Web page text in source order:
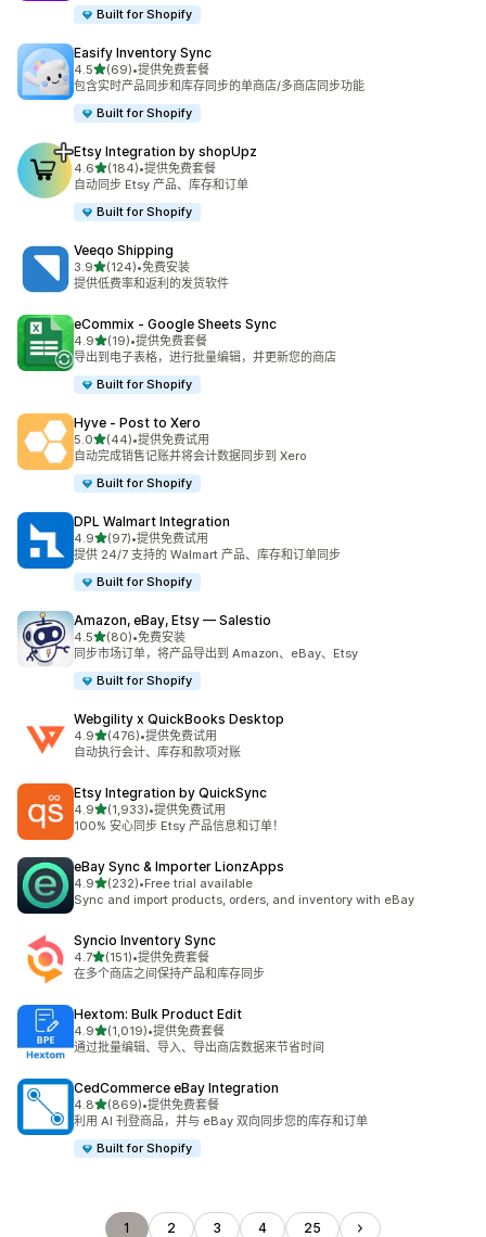
Built for Shopify
Easify Inventory Sync
4.5星（满分 5 星）
(69)
总共 69 条评论
•提供免费套餐
包含实时产品同步和库存同步的单商店/多商店同步功能
Built for Shopify
Etsy Integration by shopUpz
4.6星（满分 5 星）
(184)
总共 184 条评论
•提供免费套餐
自动同步 Etsy 产品、库存和订单
Built for Shopify
Veeqo Shipping
3.9星（满分 5 星）
(124)
总共 124 条评论
•免费安装
提供低费率和返利的发货软件
eCommix ‑ Google Sheets Sync
4.9星（满分 5 星）
(19)
总共 19 条评论
•提供免费套餐
导出到电子表格，进行批量编辑，并更新您的商店
Built for Shopify
Hyve ‑ Post to Xero
5.0星（满分 5 星）
(44)
总共 44 条评论
•提供免费试用
自动完成销售记账并将会计数据同步到 Xero
Built for Shopify
DPL Walmart Integration
4.9星（满分 5 星）
(97)
总共 97 条评论
•提供免费试用
提供 24/7 支持的 Walmart 产品、库存和订单同步
Built for Shopify
Amazon, eBay, Etsy — Salestio
4.5星（满分 5 星）
(80)
总共 80 条评论
•免费安装
同步市场订单，将产品导出到 Amazon、eBay、Etsy
Built for Shopify
Webgility x QuickBooks Desktop
4.9星（满分 5 星）
(476)
总共 476 条评论
•提供免费试用
自动执行会计、库存和款项对账
Etsy Integration by QuickSync
4.9星（满分 5 星）
(1,933)
总共 1933 条评论
•提供免费试用
100% 安心同步 Etsy 产品信息和订单！
eBay Sync & Importer LionzApps
4.9星（满分 5 星）
(232)
总共 232 条评论
•Free trial available
Sync and import products, orders, and inventory with eBay
Syncio Inventory Sync
4.7星（满分 5 星）
(151)
总共 151 条评论
•提供免费套餐
在多个商店之间保持产品和库存同步
Hextom: Bulk Product Edit
4.9星（满分 5 星）
(1,019)
总共 1019 条评论
•提供免费套餐
通过批量编辑、导入、导出商店数据来节省时间
CedCommerce eBay Integration
4.8星（满分 5 星）
(869)
总共 869 条评论
•提供免费套餐
利用 AI 刊登商品，并与 eBay 双向同步您的库存和订单
Built for Shopify
1 2 3 4 25